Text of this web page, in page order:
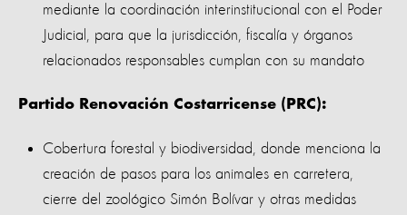
mediante la coordinación interinstitucional con el Poder
Judicial, para que la jurisdicción, fiscalía y órganos
relacionados responsables cumplan con su mandato
Partido Renovación Costarricense (PRC):
Cobertura forestal y biodiversidad, donde menciona la
creación de pasos para los animales en carretera,
cierre del zoológico Simón Bolívar y otras medidas